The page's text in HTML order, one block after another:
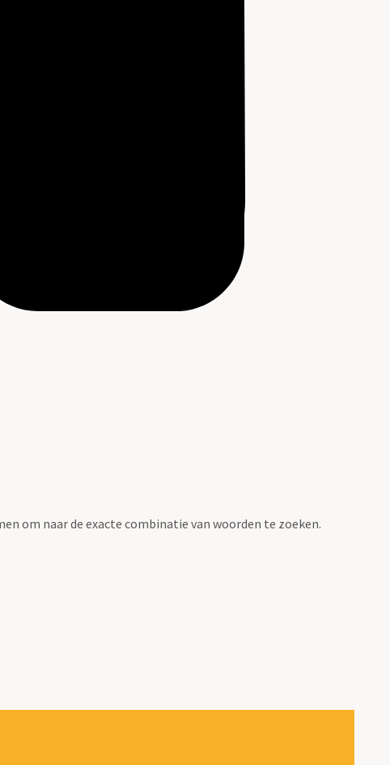
om naar de exacte combinatie van woorden te zoeken.